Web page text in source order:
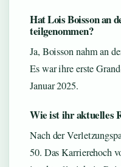
Hat Lois Boisson an
teilgenommen?
Ja, Boisson nahm an
Es war ihre erste
Januar 2025.
Wie ist ihr aktuelles
Nach der
50. Das Karrierehoch